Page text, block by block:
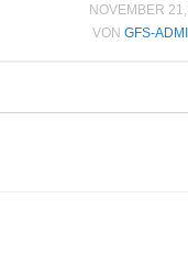
NOVEMBER
VON GFS-